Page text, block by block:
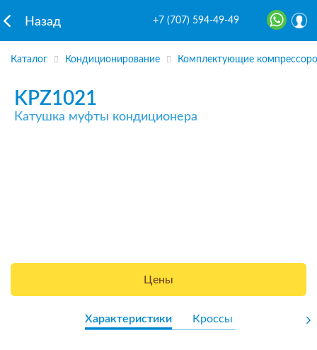
Назад +7 (707) 594-49-49
Каталог Кондиционирование Комплектующие
KPZ1021
Катушка муфты кондиционера
Цены
Характеристики Кроссы